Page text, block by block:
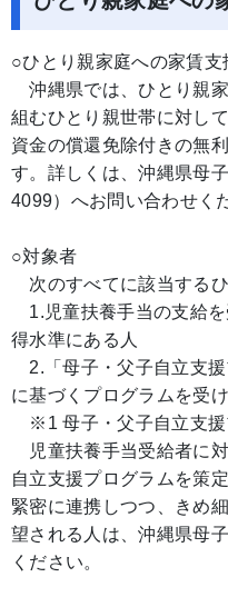
○ひとり親家庭への家賃支
沖縄県では、ひとり親
組むひとり親世帯に対し
資金の償還免除付きの無
す。詳しくは、沖縄県母
4099）へお問い合わせく
○対象者
次のすべてに該当するひ
1.児童扶養手当の支給
得水準にある人
2.「母子・父子自立支
に基づくプログラムを受
※1 母子・父子自立支援
児童扶養手当受給者に
自立支援プログラムを策
緊密に連携しつつ、きめ
望される人は、沖縄県母
ください。